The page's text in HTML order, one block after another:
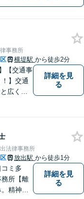
事務所
横堤駅 から徒歩2分
【交通事
】交通
広く法
労災事
数千万円
詳細を見
る
法律事務所
放出駅 から徒歩1分
コミ多
所【離
精神的
詳細を見
る